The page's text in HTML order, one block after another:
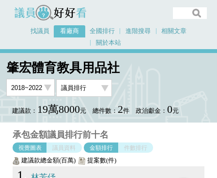
議員好好看
找議員 看廠商 全國排行 進階搜尋
相關文章
關於本站
看廠商 肇宏體育教具用品社
肇宏體育教具用品社
建議款： 19萬8000元 總件數： 2件 政治獻金： 0元
承包金額議員排行前十名
視覺圖表 議員資料 金額排行 件數排行
建議款總金額(百萬) 提案數(件)